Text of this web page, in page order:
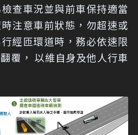
查車況並與前車保持適當
注意車前狀態，勿超速或
經匝環道時，務必依速限
覆， 以維自身及他人行車